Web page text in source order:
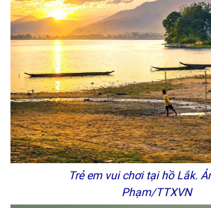
Trẻ em vui chơi tại hồ Lắk.
Phạm/TTXVN